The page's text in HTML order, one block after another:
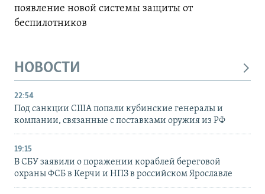
появление новой системы защиты от
беспилотников
НОВОСТИ
22:54
Под санкции США попали кубинские генералы и
компании, связанные с поставками оружия из РФ
19:15
В СБУ заявили о поражении кораблей береговой
охраны ФСБ в Керчи и НПЗ в российском Ярославле